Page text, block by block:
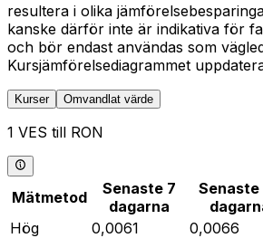
resultera i olika
kanske därför inte är indikativa för
och bör endast användas som
Kursjämförelsediagrammet
Kurser Omvandlat värde
1 VES till RON
Mätmetod
Senaste 7
dagarna
Senaste
Hög
0,0061 0,0066